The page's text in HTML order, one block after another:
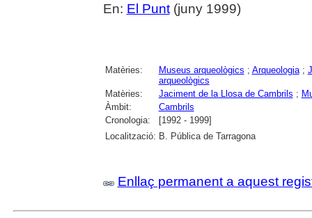
En: El Punt(juny 1999)
Matèries: Museus arqueològics ; Arqueologia;
arqueològics
Matèries:
Jaciment de la Llosa de Cambrils ;
Àmbit:
Cambrils
Cronologia:
[1992 - 1999]
Localització: B. Pública de Tarragona
Enllaç permanent a aquest